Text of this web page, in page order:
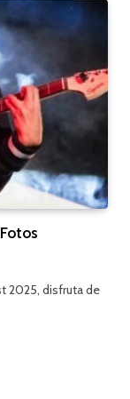
2025, disfruta de